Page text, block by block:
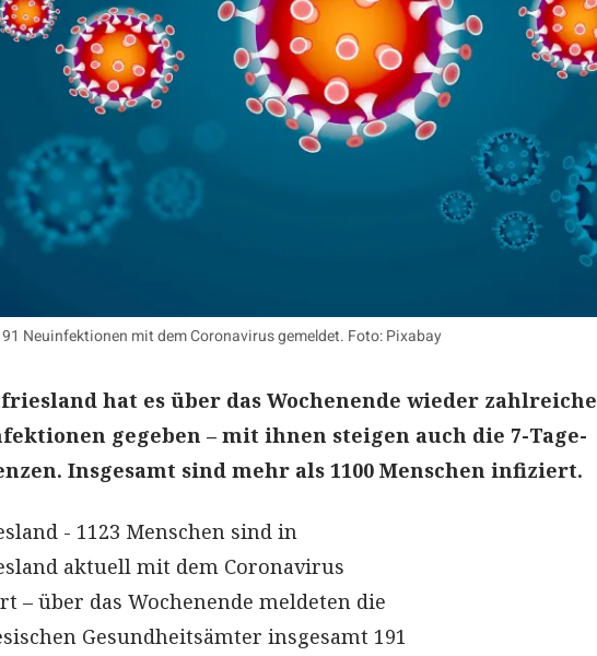
Neuinfektionen mit dem Coronavirus gemeldet. Foto: Pixabay
hat es über das Wochenende wieder zahlreiche
gegeben – mit ihnen steigen auch die 7-Tage-
Insgesamt sind mehr als 1100 Menschen infiziert.
- 1123 Menschen sind in
aktuell mit dem Coronavirus
– über das Wochenende meldeten die
Gesundheitsämter insgesamt 191